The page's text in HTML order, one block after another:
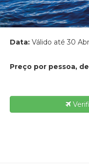
Data: Válido até 30
Preço por pessoa,